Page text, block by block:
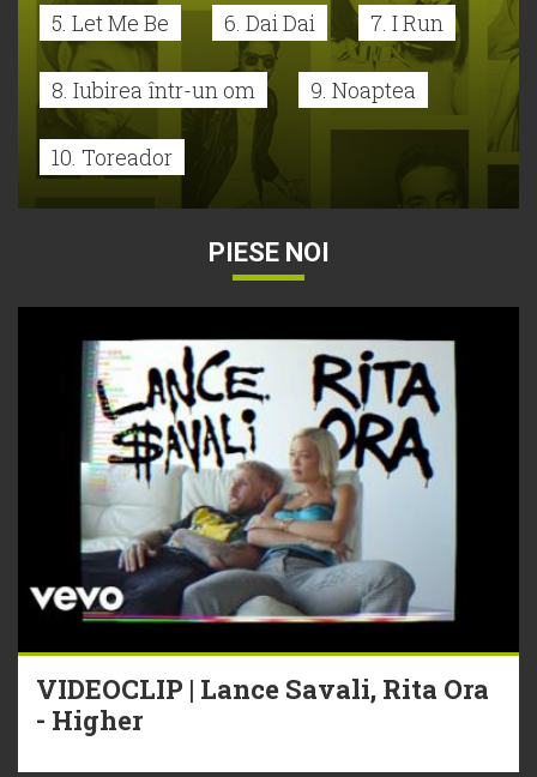
5. Let Me Be 6. Dai Dai 7. I Run
8. Iubirea într-un om 9. Noaptea
10. Toreador
PIESE NOI
VIDEOCLIP | Lance Savali, Rita Ora
- Higher